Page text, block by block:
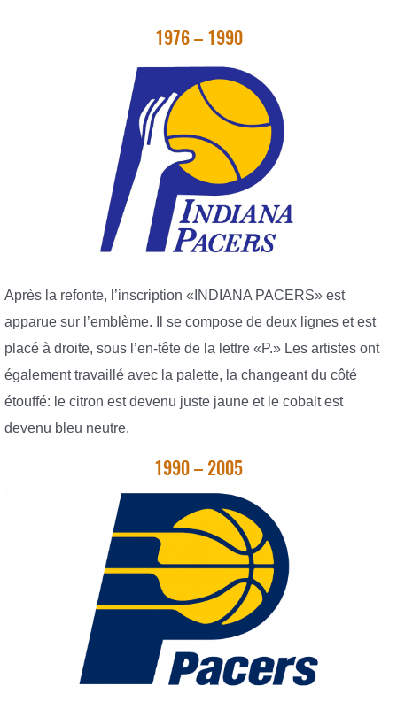
1976 – 1990
Après la refonte, l’inscription «INDIANA PACERS» est
apparue sur l’emblème. Il se compose de deux lignes et est
placé à droite, sous l’en-tête de la lettre «P.» Les artistes ont
également travaillé avec la palette, la changeant du côté
étouffé: le citron est devenu juste jaune et le cobalt est
devenu bleu neutre.
1990 – 2005